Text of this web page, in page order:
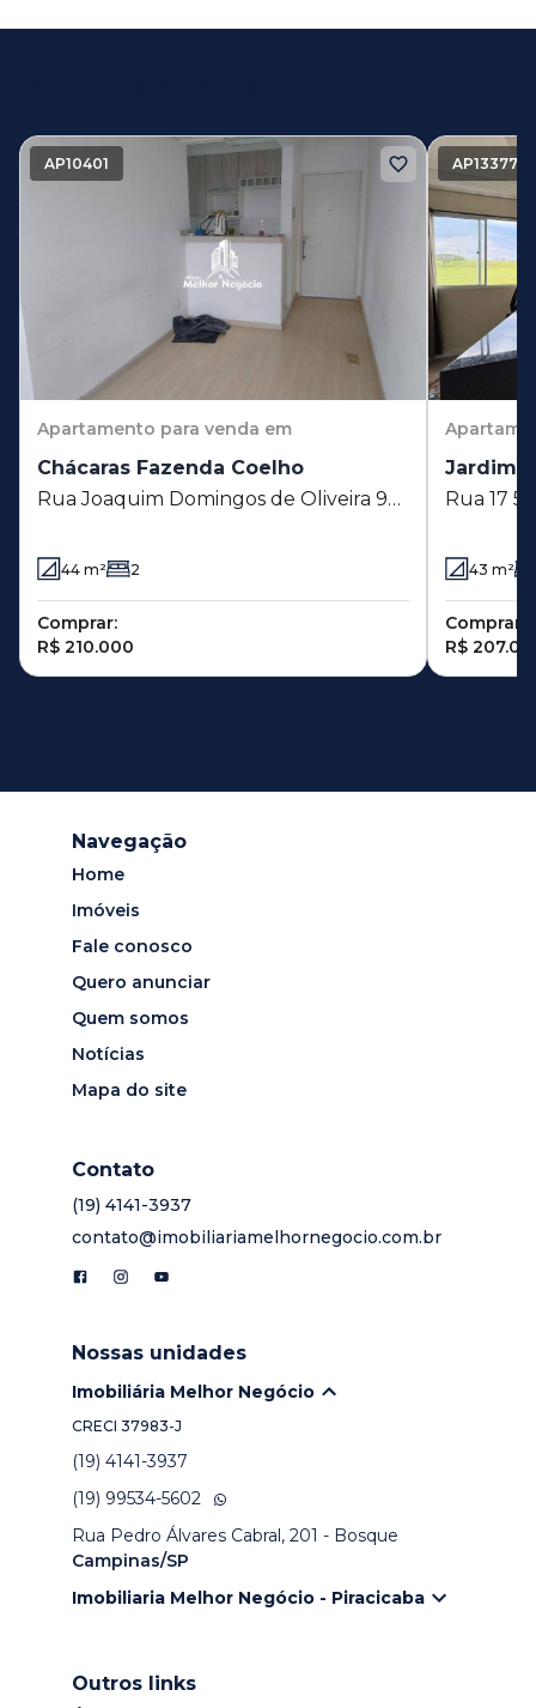
AP10401
Apartamento para venda em
Chácaras Fazenda Coelho
Rua Joaquim Domingos de Oliveira 92
Hortolândia - SP
44 m² 2
Comprar:
R$ 210.000
AP13377
Jardim
Rua 17
43 m²
Comprar:
R$
Navegação
Home
Imóveis
Fale conosco
Quero anunciar
Quem somos
Notícias
Mapa do site
Contato
(19) 4141-3937
contato@imobiliariamelhornegocio.com.br
Nossas unidades
Imobiliária Melhor Negócio
CRECI 37983-J
(19) 4141-3937
(19) 99534-5602
Rua Pedro Álvares Cabral, 201 - Bosque
Campinas/SP
Imobiliaria Melhor Negócio - Piracicaba
Outros links